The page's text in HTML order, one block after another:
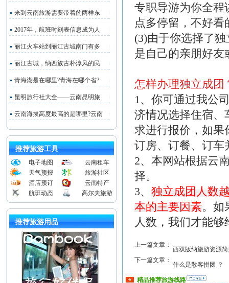
来到云南旅游需要带着的两样东
2017年，航班时刻表信息成为人
丽江火车站到丽江古城南门有多
丽江古城，纳西族古朴淳风的民
青海湖是在哪里?青海在哪个省?
昆明旅行社大全——云南昆明旅
云南海拔高度最高的是哪里?云南
推荐旅游工具
电子地图
云南租车
天气预报
旅游社区
酒店预订
云南特产
航班动态
高尔夫旅游
推荐旅游用品
专职导游为你全程
点多停留，不好
(3)由于你选择了
是自己的亲朋好
怎样办理独立成团
1、你可通过我公
济情况选择住宿、
求进行报价，如果
订房、订餐、订车
2、本网站根据云
择。
3、 独立成团人数
本的主要因素。如
人数，我们才能
上一篇文章： 西双版纳旅游资源
下一篇文章： 什么是散客拼团 ？
精品推荐旅游线路